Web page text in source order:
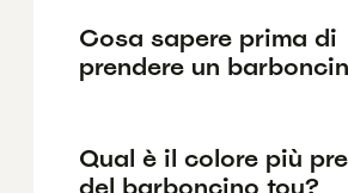
Cosa sapere prima di
prendere un
Qual è il colore più